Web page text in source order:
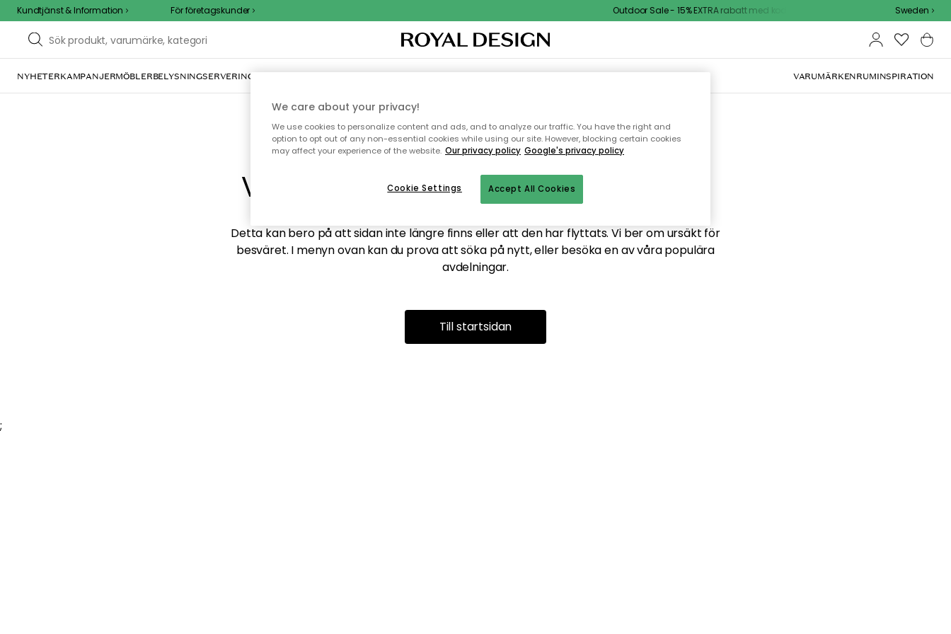
Kundtjänst & Information För företagskunder Outdoor Sale - 15% EXTRA rabatt med kod Sweden
NYHETERKAMPANJERMÖBLERBELYSNINGSERVERING INREDNINGTEXTIL & MATTORKÖKETFÖRVARINGUTEMÖBLER VARUMÄRKENRUMINSPIRATION
Vi hittar tyvärr inte sidan du söker
Detta kan bero på att sidan inte längre finns eller att den har flyttats. Vi ber om ursäkt för
besväret. I menyn ovan kan du prova att söka på nytt, eller besöka en av våra populära
avdelningar.
Till startsidan
;
We care about your privacy!
We use cookies to personalize content and ads, and to analyze our traffic. You have the right and
option to opt out of any non-essential cookies while using our site. However, blocking certain cookies
may affect your experience of the website. Our privacy policy Google's privacy policy
Accept All Cookies
Cookie Settings